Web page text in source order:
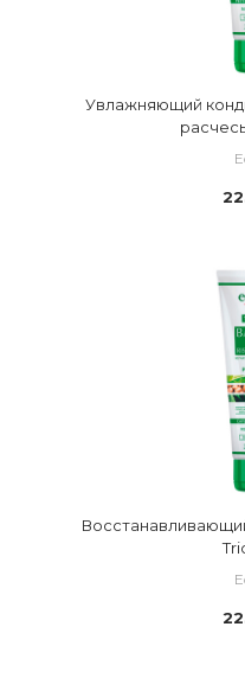
Увлажняющий